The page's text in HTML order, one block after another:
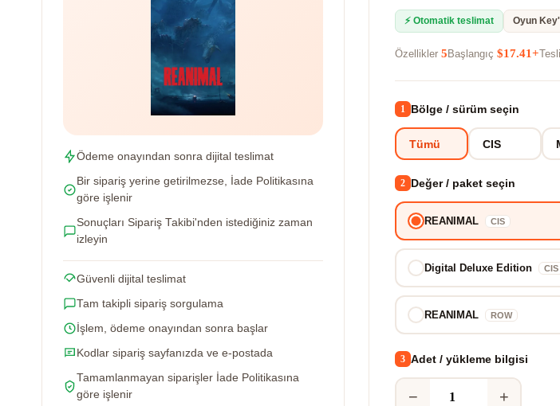
Ödeme onayından sonra dijital teslimat
Bir sipariş yerine getirilmezse, İade Politikasına
göre işlenir
Sonuçları Sipariş Takibi'nden istediğiniz zaman
izleyin
Güvenli dijital teslimat
Tam takipli sipariş sorgulama
İşlem, ödeme onayından sonra başlar
Kodlar sipariş sayfanızda ve e-postada
Tamamlanmayan siparişler İade Politikasına
göre işlenir
⚡ Otomatik teslimat Oyun
Özellikler 5 Başlangıç $17.41+
1 Bölge / sürüm seçin
Tümü CIS
2 Değer / paket seçin
REANIMAL CIS
Digital Deluxe Edition CIS
REANIMAL ROW
3 Adet / yükleme bilgisi
− +